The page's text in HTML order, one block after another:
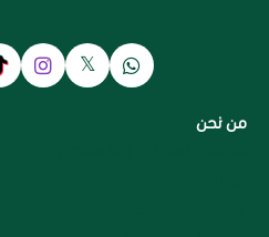
من نحن